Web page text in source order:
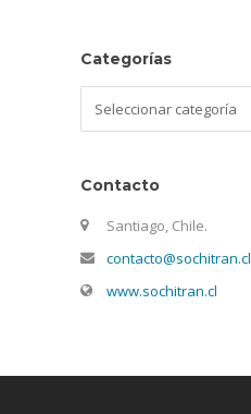
Categorías
Contacto
Santiago, Chile.
contacto@sochitran.cl
www.sochitran.cl